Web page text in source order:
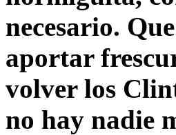
necesario.
aportar
volver los
no hay nadie